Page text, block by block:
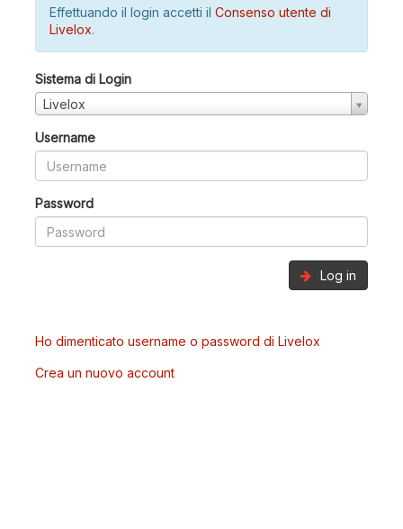
Effettuando il login accetti il Consenso utente di
Livelox.
Sistema di Login
Livelox
Username
Password
Log in
Ho dimenticato username o password di Livelox
Crea un nuovo account